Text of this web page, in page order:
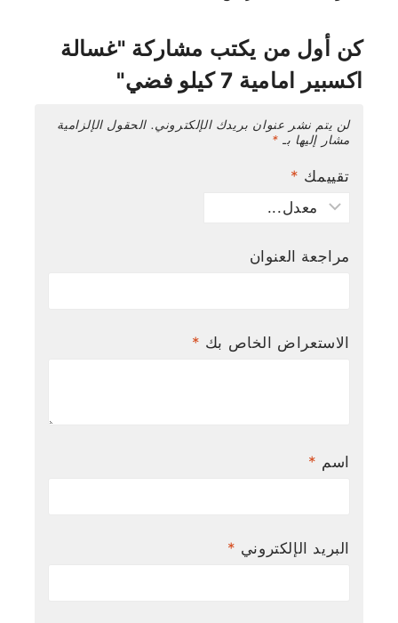
كن أول من يكتب مشاركة "غسالة
اكسبير امامية 7 كيلو فضي"
لن يتم نشر عنوان بريدك الإلكتروني. الحقول الإلزامية
مشار إليها بـ *
تقييمك *
مراجعة العنوان
الاستعراض الخاص بك *
اسم *
البريد الإلكتروني *